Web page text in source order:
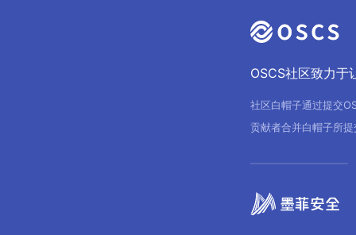
OSCS社区致力于
社区白帽子通过提交
贡献者合并白帽子所